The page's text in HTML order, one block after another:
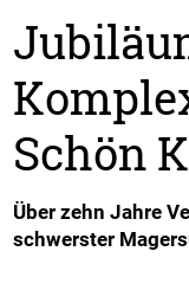
Schön
Über zehn Jahre
schwerster